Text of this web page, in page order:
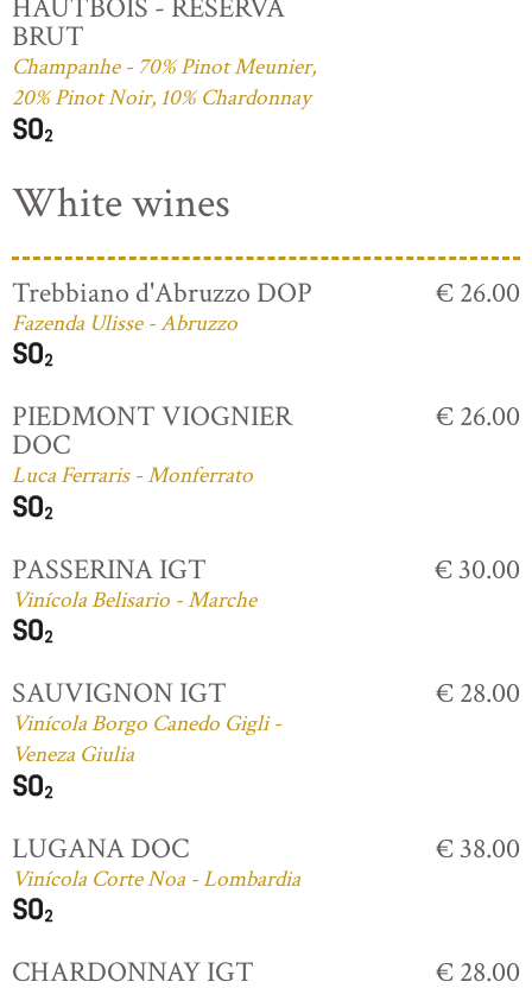
HAUTBOIS - RESERVA
BRUT
Champanhe - 70% Pinot Meunier,
20% Pinot Noir, 10% Chardonnay
White wines
Trebbiano d'Abruzzo DOP
Fazenda Ulisse - Abruzzo
€ 26.00
PIEDMONT VIOGNIER
DOC
Luca Ferraris - Monferrato
€ 26.00
PASSERINA IGT
Vinícola Belisario - Marche
€ 30.00
SAUVIGNON IGT
Vinícola Borgo Canedo Gigli -
Veneza Giulia
€ 28.00
LUGANA DOC
Vinícola Corte Noa - Lombardia
€ 38.00
CHARDONNAY IGT € 28.00